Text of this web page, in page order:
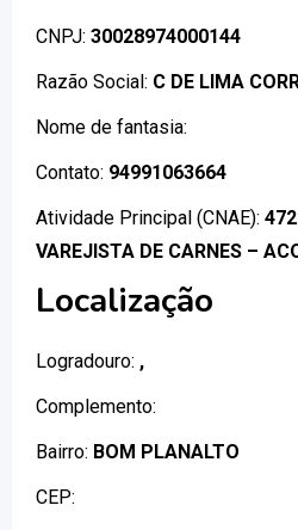
CNPJ: 30028974000144
Razão Social: C DE LIMA
Nome de fantasia:
Contato: 94991063664
Atividade Principal (CNAE):
VAREJISTA DE CARNES –
Localização
Logradouro: ,
Complemento:
Bairro: BOM PLANALTO
CEP: